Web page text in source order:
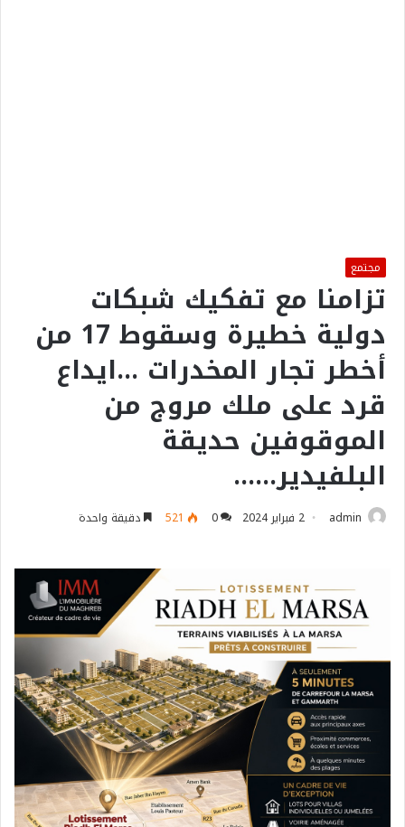
مجتمع
تزامنا مع تفكيك شبكات
دولية خطيرة وسقوط 17 من
أخطر تجار المخدرات …ايداع
قرد على ملك مروج من
الموقوفين حديقة
البلفيدير……
admin 2 فبراير 2024 0
521 دقيقة واحدة